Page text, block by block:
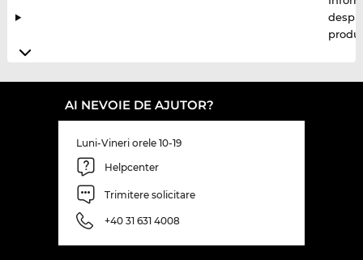
AI NEVOIE DE AJUTOR?
Luni-Vineri orele 10-19
Helpcenter
Trimitere solicitare
+40 31 631 4008